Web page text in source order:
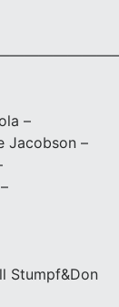
–
Jacobson –
Stumpf&Don